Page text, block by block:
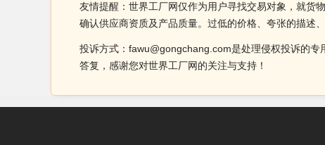
友情提醒：世界工厂网仅作为用户寻找交易对象，就货
确认供应商资质及产品质量。过低的价格、夸张的描述
投诉方式：fawu@gongchang.com是处理侵权投诉的
答复，感谢您对世界工厂网的关注与支持！